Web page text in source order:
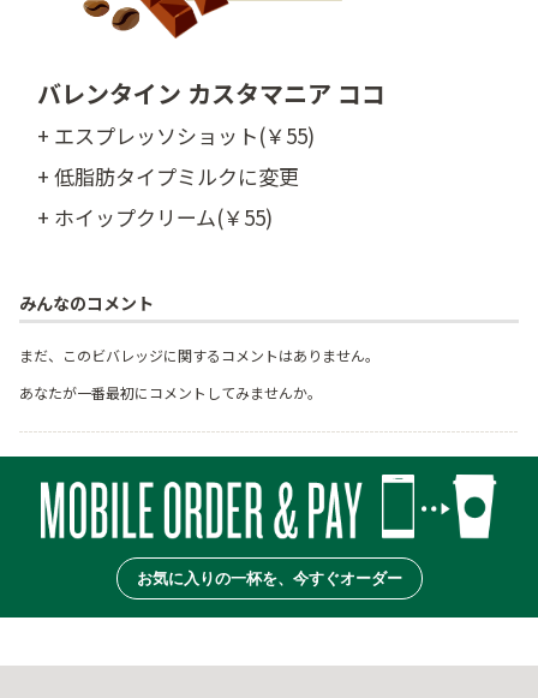
バレンタイン カスタマニア ココ
+ エスプレッソショット(￥55)
+ 低脂肪タイプミルクに変更
+ ホイップクリーム(￥55)
みんなのコメント
まだ、このビバレッジに関するコメントはありません。
あなたが一番最初にコメントしてみませんか。
お気に入りの一杯を、今すぐオーダー